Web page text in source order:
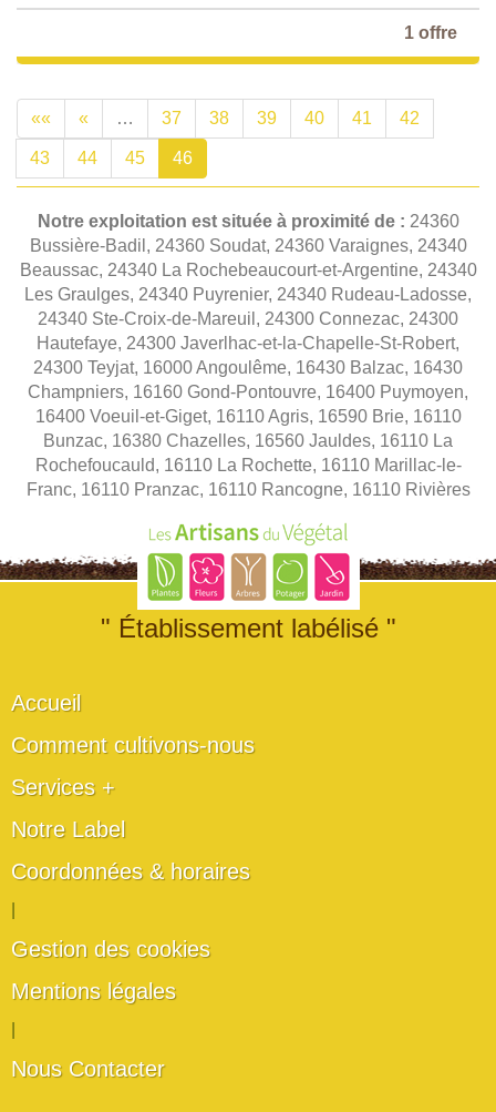
1 offre
«« « … 37 38 39 40 41 42
43 44 45 46
Notre exploitation est située à proximité de : 24360
Bussière-Badil, 24360 Soudat, 24360 Varaignes, 24340
Beaussac, 24340 La Rochebeaucourt-et-Argentine, 24340
Les Graulges, 24340 Puyrenier, 24340 Rudeau-Ladosse,
24340 Ste-Croix-de-Mareuil, 24300 Connezac, 24300
Hautefaye, 24300 Javerlhac-et-la-Chapelle-St-Robert,
24300 Teyjat, 16000 Angoulême, 16430 Balzac, 16430
Champniers, 16160 Gond-Pontouvre, 16400 Puymoyen,
16400 Voeuil-et-Giget, 16110 Agris, 16590 Brie, 16110
Bunzac, 16380 Chazelles, 16560 Jauldes, 16110 La
Rochefoucauld, 16110 La Rochette, 16110 Marillac-le-
Franc, 16110 Pranzac, 16110 Rancogne, 16110 Rivières
" Établissement labélisé "
Accueil
Comment cultivons-nous
Services +
Notre Label
Coordonnées & horaires
Gestion des cookies
Mentions légales
Nous Contacter